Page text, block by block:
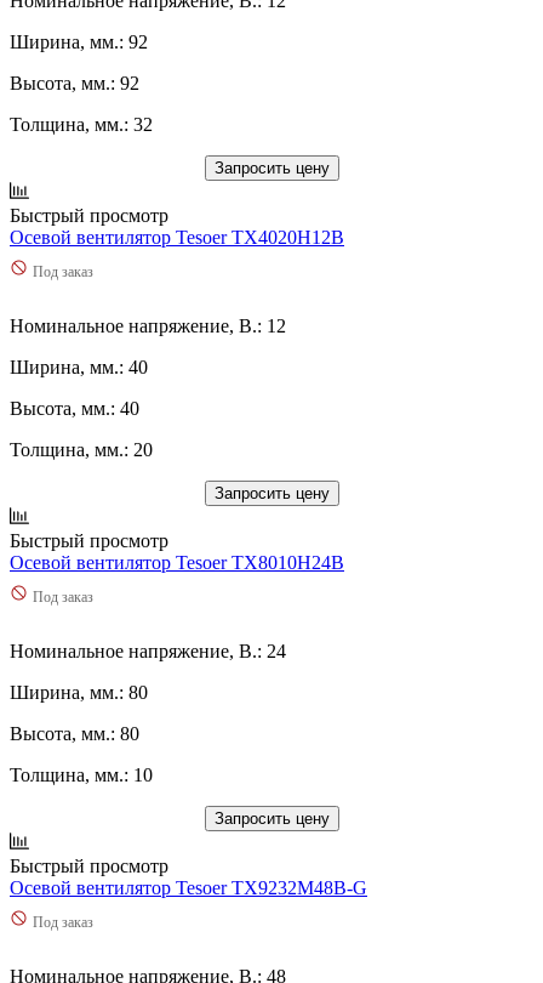
Ширина, мм.: 92
Высота, мм.: 92
Толщина, мм.: 32
Запросить цену
Быстрый просмотр
Осевой вентилятор Tesoer TX4020H12B
Под заказ
Номинальное напряжение, В.: 12
Ширина, мм.: 40
Высота, мм.: 40
Толщина, мм.: 20
Запросить цену
Быстрый просмотр
Осевой вентилятор Tesoer TX8010H24B
Под заказ
Номинальное напряжение, В.: 24
Ширина, мм.: 80
Высота, мм.: 80
Толщина, мм.: 10
Запросить цену
Быстрый просмотр
Осевой вентилятор Tesoer TX9232M48B-G
Под заказ
Номинальное напряжение, В.: 48